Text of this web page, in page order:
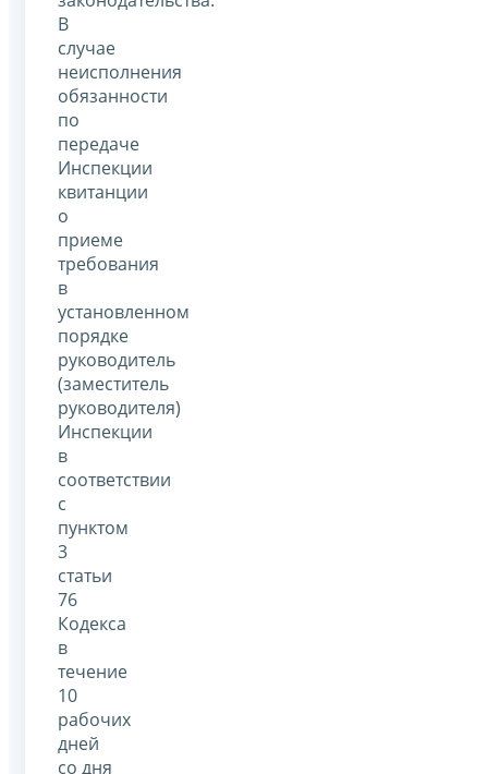
В
случае
неисполнения
обязанности
по
передаче
Инспекции
квитанции
о
приеме
требования
в
установленном
порядке
руководитель
(заместитель
руководителя)
Инспекции
в
соответствии
с
пунктом
3
статьи
76
Кодекса
в
течение
10
рабочих
дней
со дня